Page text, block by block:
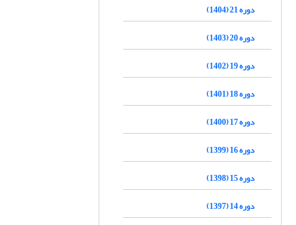
دوره 21 (1404)
دوره 20 (1403)
دوره 19 (1402)
دوره 18 (1401)
دوره 17 (1400)
دوره 16 (1399)
دوره 15 (1398)
دوره 14 (1397)